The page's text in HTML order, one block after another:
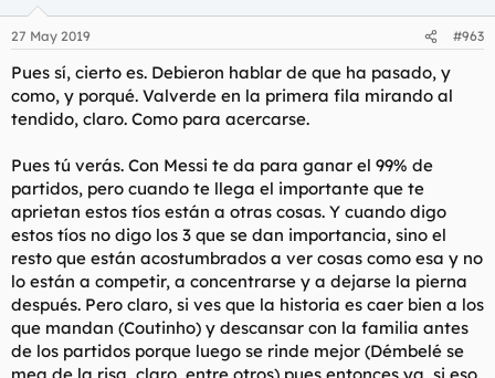
e
:
27 May 2019 #963
Pues sí, cierto es. Debieron hablar de que ha pasado, y
como, y porqué. Valverde en la primera fila mirando al
tendido, claro. Como para acercarse.
Pues tú verás. Con Messi te da para ganar el 99% de
partidos, pero cuando te llega el importante que te
aprietan estos tíos están a otras cosas. Y cuando digo
estos tíos no digo los 3 que se dan importancia, sino el
resto que están acostumbrados a ver cosas como esa y no
lo están a competir, a concentrarse y a dejarse la pierna
después. Pero claro, si ves que la historia es caer bien a los
que mandan (Coutinho) y descansar con la familia antes
de los partidos porque luego se rinde mejor (Démbelé se